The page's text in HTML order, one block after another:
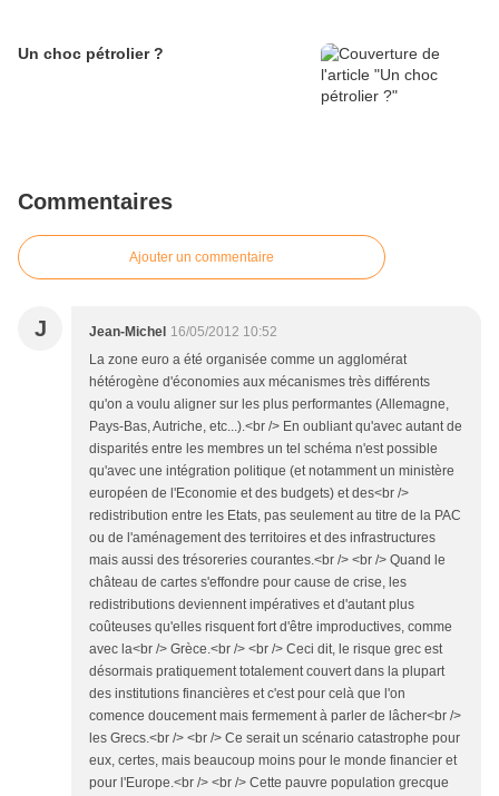
Un choc pétrolier ?
Commentaires
Ajouter un commentaire
J Jean-Michel 16/05/2012 10:52
La zone euro a été organisée comme un agglomérat
hétérogène d'économies aux mécanismes très différents
qu'on a voulu aligner sur les plus performantes (Allemagne,
Pays-Bas, Autriche, etc...).<br /> En oubliant qu'avec autant de
disparités entre les membres un tel schéma n'est possible
qu'avec une intégration politique (et notamment un ministère
européen de l'Economie et des budgets) et des<br />
redistribution entre les Etats, pas seulement au titre de la PAC
ou de l'aménagement des territoires et des infrastructures
mais aussi des trésoreries courantes.<br /> <br /> Quand le
château de cartes s'effondre pour cause de crise, les
redistributions deviennent impératives et d'autant plus
coûteuses qu'elles risquent fort d'être improductives, comme
avec la<br /> Grèce.<br /> <br /> Ceci dit, le risque grec est
désormais pratiquement totalement couvert dans la plupart
des institutions financières et c'est pour celà que l'on
comence doucement mais fermement à parler de lâcher<br />
les Grecs.<br /> <br /> Ce serait un scénario catastrophe pour
eux, certes, mais beaucoup moins pour le monde financier et
pour l'Europe.<br /> <br /> Cette pauvre population grecque